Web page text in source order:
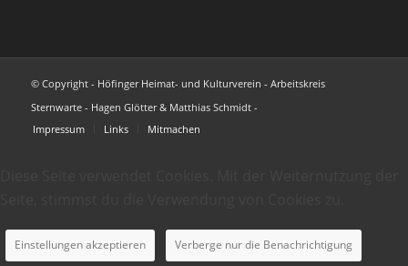
© Copyright - Höfinger Heimat- und Kulturverein - Arbeitskreis
Sternwarte - Hagen Glötter & Matthias Schmidt -
Impressum
Links Mitmachen
Einstellungen akzeptieren Verberge nur die Benachrichtigung